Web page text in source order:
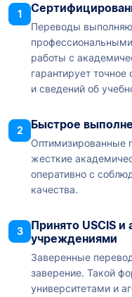
1
Переводы
работы с
гарантирует
и сведений об
2 Быстрое
Оптимизированные
жесткие
оперативно с
качества.
3
Принято USCIS
учреждениями
Заверенные
заверение. Такой
университетами и